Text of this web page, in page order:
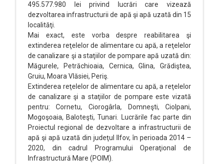
495.577.980 lei privind lucrări care vizează
dezvoltarea infrastructurii de apă şi apă uzată din 15
localităţi.
Mai exact, este vorba despre reabilitarea şi
extinderea reţelelor de alimentare cu apă, a reţelelor
de canalizare şi a staţiilor de pompare apă uzată din:
Măgurele, Petrăchioaia, Cernica, Glina, Grădiştea,
Gruiu, Moara Vlăsiei, Periş.
Extinderea reţelelor de alimentare cu apă, a reţelelor
de canalizare şi a staţiilor de pompare este vizată
pentru: Cornetu, Ciorogârla, Domneşti, Ciolpani,
Mogoşoaia, Baloteşti, Tunari. Lucrările fac parte din
Proiectul regional de dezvoltare a infrastructurii de
apă şi apă uzată din judeţul Ilfov, în perioada 2014 –
2020, din cadrul Programului Operaţional de
Infrastructură Mare (POIM).